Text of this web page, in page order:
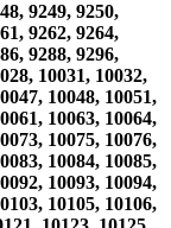
9249, 9250,
9262, 9264,
9288, 9296,
10031, 10032,
10048, 10051,
10063, 10064,
10075, 10076,
10084, 10085,
10093, 10094,
10105, 10106,